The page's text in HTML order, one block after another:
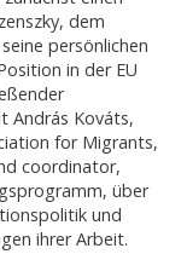
dem
persönlichen
in der EU
András Kováts,
for Migrants,
coordinator,
über
und
ihrer Arbeit.